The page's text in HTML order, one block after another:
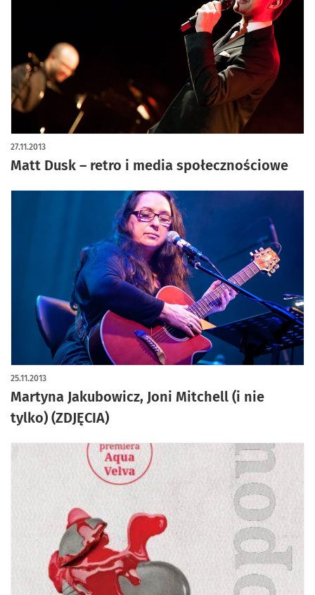
Matt Dusk – retro i media społecznościowe
27.11.2013
Martyna Jakubowicz, Joni Mitchell (i nie
tylko) (ZDJĘCIA)
25.11.2013